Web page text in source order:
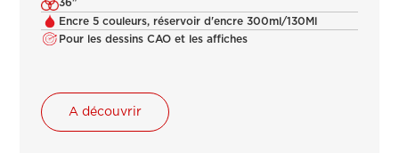
36"
Encre 5 couleurs, réservoir d'encre 300ml/130Ml
Pour les dessins CAO et les affiches
A découvrir